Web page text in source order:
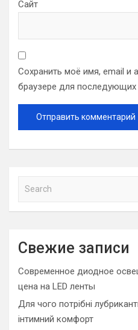
Сайт
Сохранить моё имя, email и
браузере для
a
c
Свежие записи
Современное диодное
цена на LED ленты
Для чого потрібні
інтимний комфорт